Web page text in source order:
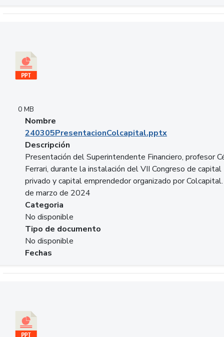
0 MB
Nombre
240305PresentacionColcapital.pptx
Descripción
Presentación del Superintendente Financiero, profesor
Ferrari, durante la instalación del VII Congreso de capital
privado y capital emprendedor organizado por
de marzo de 2024
Categoria
No disponible
Tipo de documento
No disponible
Fechas